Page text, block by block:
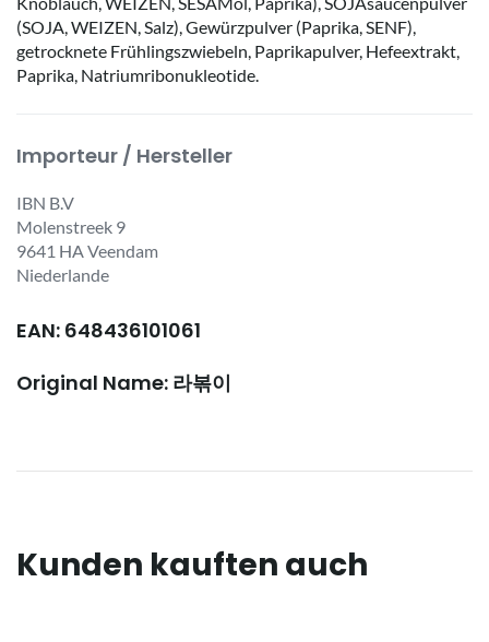
(SOJA, WEIZEN, Salz), Gewürzpulver (Paprika, SENF),
getrocknete Frühlingszwiebeln, Paprikapulver, Hefeextrakt,
Paprika, Natriumribonukleotide.
Importeur / Hersteller
IBN B.V
Molenstreek 9
9641 HA Veendam
Niederlande
EAN: 648436101061
Original Name: 라볶이
Kunden kauften auch